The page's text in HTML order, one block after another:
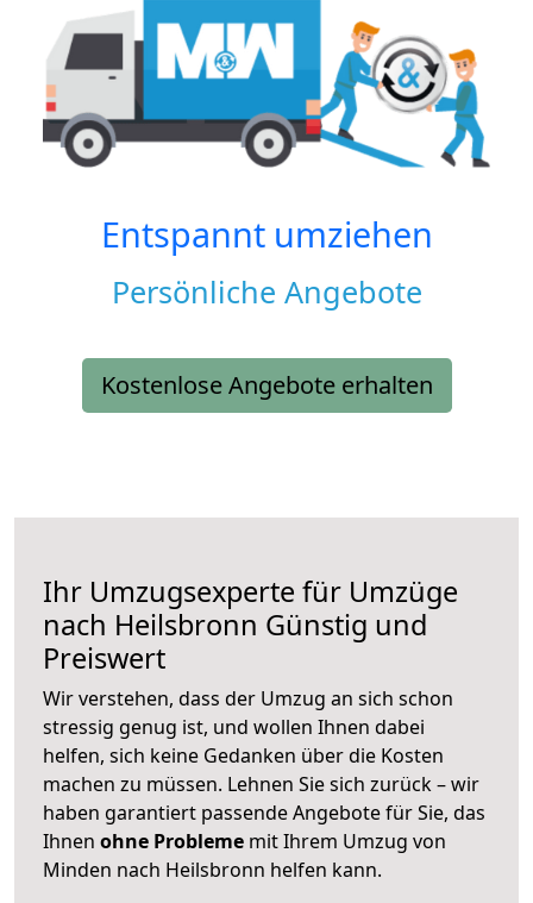
Entspannt umziehen
Persönliche Angebote
Kostenlose Angebote erhalten
Ihr Umzugsexperte für Umzüge
nach Heilsbronn Günstig und
Preiswert
Wir verstehen, dass der Umzug an sich schon
stressig genug ist, und wollen Ihnen dabei
helfen, sich keine Gedanken über die Kosten
machen zu müssen. Lehnen Sie sich zurück – wir
haben garantiert passende Angebote für Sie, das
Ihnen ohne Probleme mit Ihrem Umzug von
Minden nach Heilsbronn helfen kann.